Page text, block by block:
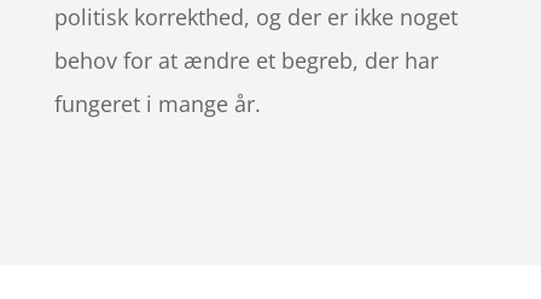
politisk korrekthed, og der er ikke noget
behov for at ændre et begreb, der har
fungeret i mange år.